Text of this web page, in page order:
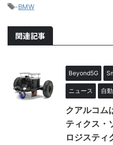
-BMW
関連記事
Beyond5G
ニュース 自
クアルコム
ティクス・
ロジスティ